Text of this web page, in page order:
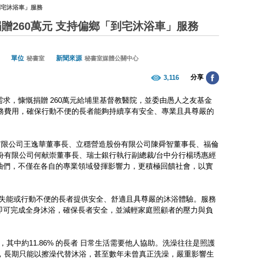
沐浴車」服務
260萬元 支持偏鄉「到宅沐浴車」服務
單位 秘書室 新聞來源 秘書室媒體公關中心
3,116 分享
，慷慨捐贈 260萬元給埔里基督教醫院，並委由愚人之友基金
用，確保行動不便的長者能夠持續享有安全、專業且具尊嚴的
公司王逸華董事長、立穩營造股份有限公司陳舜智董事長、福倫
限公司何献崇董事長、瑞士銀行執行副總裁/台中分行楊琇惠經
，不僅在各自的專業領域發揮影響力，更積極回饋社會，以實
能或行動不便的長者提供安全、舒適且具尊嚴的沐浴體驗。服務
完成全身沐浴，確保長者安全，並減輕家庭照顧者的壓力與負
其中約11.86% 的長者 日常生活需要他人協助。洗澡往往是照護
期只能以擦澡代替沐浴，甚至數年未曾真正洗澡，嚴重影響生